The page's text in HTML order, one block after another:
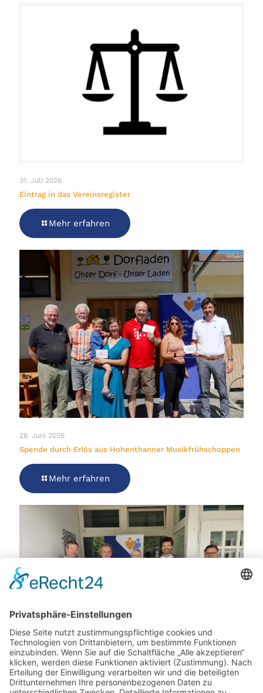
31. Juli 2026
Eintrag in das Vereinsregister
Mehr erfahren
28. Juni 2026
Spende durch Erlös aus Hohenthanner Musikfrühschoppen
Mehr erfahren
19. Juni 2026